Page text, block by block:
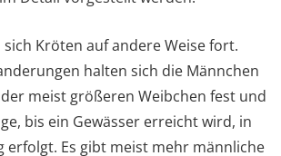
sich Kröten auf andere Weise fort.
halten sich die Männchen
meist größeren Weibchen fest und
bis ein Gewässer erreicht wird, in
erfolgt. Es gibt meist mehr männliche